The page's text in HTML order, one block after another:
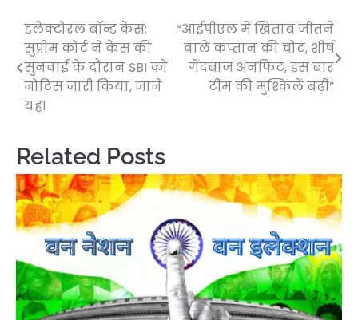
Post
navigation
इलेक्टोरल बॉन्ड केस:
सुप्रीम कोर्ट ने केस की
सुनवाई के दौरान SBI को
नोटिस जारी किया, जाने
यहा
“आईपीएल में खिताब जीतने
वाले कप्तान की चोट, शीर्ष
गेंदबाज अनफिट, इस बार
टीम की मुश्किलें बढ़ी”
Related Posts